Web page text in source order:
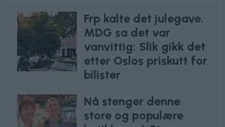
Frp kalte det julegave.
MDG sa det var
vanvittig: Slik gikk det
etter Oslos priskutt for
bilister
Nå stenger denne
store og populære